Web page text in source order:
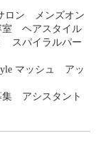
ロン メンズオン
ヘアスタイル
パイラルパー
マッシュ アッ
アシスタント